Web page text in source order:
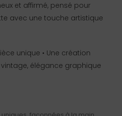
et affirmé, pensé pour
avec une touche artistique
unique • Une création
vintage, élégance graphique